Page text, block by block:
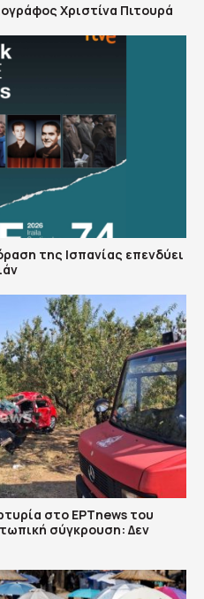
Χριστίνα Πιτουρά
της Ισπανίας επενδύει
στο ΕΡΤnews του
σύγκρουση: Δεν